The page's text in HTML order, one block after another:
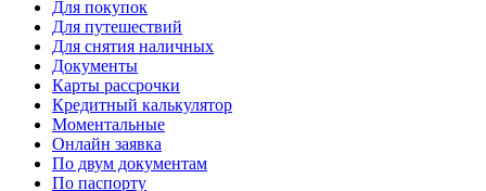
Для покупок
Для путешествий
Для снятия наличных
Документы
Карты рассрочки
Кредитный калькулятор
Моментальные
Онлайн заявка
По двум документам
По паспорту